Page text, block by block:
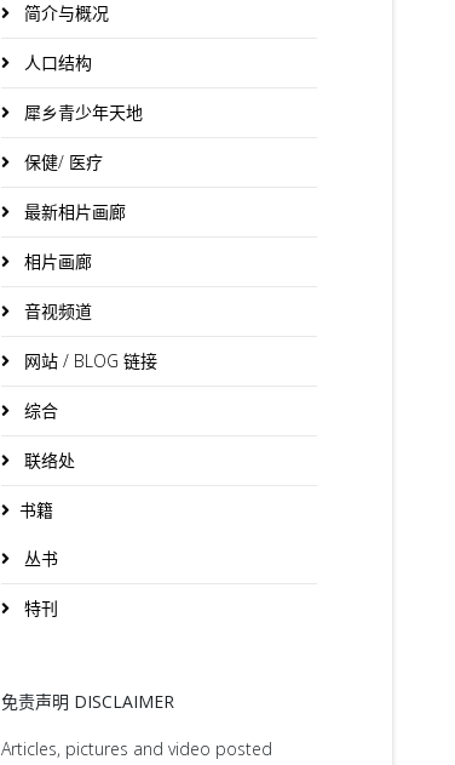
简介与概况
人口结构
犀乡青少年天地
保健/ 医疗
最新相片画廊
相片画廊
音视频道
网站 / BLOG 链接
综合
联络处
书籍
丛书
特刊
免责声明 DISCLAIMER
Articles, pictures and video posted